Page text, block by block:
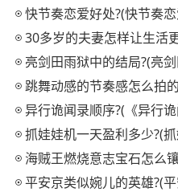
快节奏恋爱好处?(快节奏
30多岁的夫妻怎样让生活更有激情呢?(30多岁
亮剑田雨狱中的结局?(亮
跳舞动感的节奏感怎么拍的?(跳舞动
异行诡闻录顺序?(《异行
抓娃娃机一天盈利多少?(抓娃
海贼王燃烧意志宝石怎么镶嵌?(海贼
平安京类似婉儿的英雄?(平安京